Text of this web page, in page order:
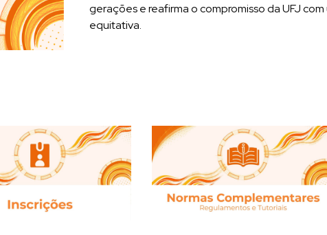
gerações e reafirma o compromisso da UFJ
equitativa.